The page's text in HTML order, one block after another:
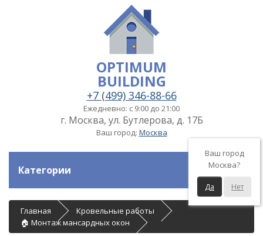
OPTIMUM
BUILDING
+7 (499) 346-88-66
Ежедневно: с 9:00 до 21:00
г. Москва, ул. Бутлерова, д. 17Б
Ваш город: Москва
Ваш город
Москва?
Да Нет
Категории
Главная
Кровельные работы
🏠 Монтаж мансардных окон